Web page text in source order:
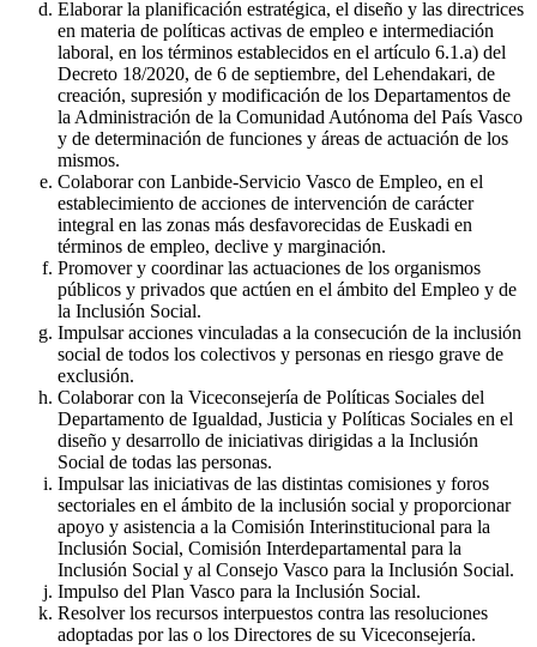
Elaborar la planificación estratégica, el diseño y las directrices
en materia de políticas activas de empleo e intermediación
laboral, en los términos establecidos en el artículo 6.1.a) del
Decreto 18/2020, de 6 de septiembre, del Lehendakari, de
creación, supresión y modificación de los Departamentos de
la Administración de la Comunidad Autónoma del País Vasco
y de determinación de funciones y áreas de actuación de los
mismos.
Colaborar con Lanbide-Servicio Vasco de Empleo, en el
establecimiento de acciones de intervención de carácter
integral en las zonas más desfavorecidas de Euskadi en
términos de empleo, declive y marginación.
Promover y coordinar las actuaciones de los organismos
públicos y privados que actúen en el ámbito del Empleo y de
la Inclusión Social.
Impulsar acciones vinculadas a la consecución de la inclusión
social de todos los colectivos y personas en riesgo grave de
exclusión.
Colaborar con la Viceconsejería de Políticas Sociales del
Departamento de Igualdad, Justicia y Políticas Sociales en el
diseño y desarrollo de iniciativas dirigidas a la Inclusión
Social de todas las personas.
Impulsar las iniciativas de las distintas comisiones y foros
sectoriales en el ámbito de la inclusión social y proporcionar
apoyo y asistencia a la Comisión Interinstitucional para la
Inclusión Social, Comisión Interdepartamental para la
Inclusión Social y al Consejo Vasco para la Inclusión Social.
Impulso del Plan Vasco para la Inclusión Social.
Resolver los recursos interpuestos contra las resoluciones
adoptadas por las o los Directores de su Viceconsejería.